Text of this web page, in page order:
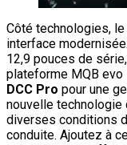
Côté technologies,
interface
12,9 pouces de
plateforme MQB
DCC Pro pour une
nouvelle technologie
diverses conditions
conduite. Ajoutez à